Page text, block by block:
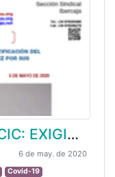
248 COMUNICADO DE CIC: EXIGIMOS LA RECTIFICACIÓN DEL PRESIDENTE DEL GOBIERNO D. PEDRO SÁNCHEZ POR SUS DECLARACIONES SOBRE LOS PRESTAMOS ICO.
6 de may. de 2020
Covid-19